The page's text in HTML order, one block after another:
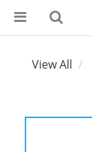
View All